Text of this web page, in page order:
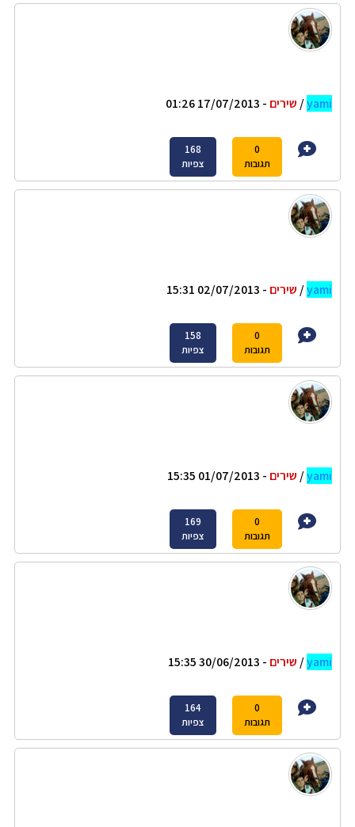
yami
/ שירים - 17/07/2013 01:26
0
תגובות
168
צפיות
yami
/ שירים - 02/07/2013 15:31
0
תגובות
158
צפיות
yami
/ שירים - 01/07/2013 15:35
0
תגובות
169
צפיות
yami
/ שירים - 30/06/2013 15:35
0
תגובות
164
צפיות